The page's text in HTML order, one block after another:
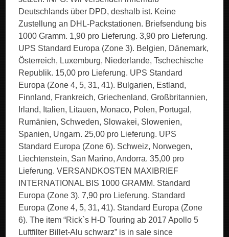
Deutschlands über DPD, deshalb ist. Keine
Zustellung an DHL-Packstationen. Briefsendung bis
1000 Gramm. 1,90 pro Lieferung. 3,90 pro Lieferung.
UPS Standard Europa (Zone 3). Belgien, Dänemark,
Österreich, Luxemburg, Niederlande, Tschechische
Republik. 15,00 pro Lieferung. UPS Standard
Europa (Zone 4, 5, 31, 41). Bulgarien, Estland,
Finnland, Frankreich, Griechenland, Großbritannien,
Irland, Italien, Litauen, Monaco, Polen, Portugal,
Rumänien, Schweden, Slowakei, Slowenien,
Spanien, Ungarn. 25,00 pro Lieferung. UPS
Standard Europa (Zone 6). Schweiz, Norwegen,
Liechtenstein, San Marino, Andorra. 35,00 pro
Lieferung. VERSANDKOSTEN MAXIBRIEF
INTERNATIONAL BIS 1000 GRAMM. Standard
Europa (Zone 3). 7,90 pro Lieferung. Standard
Europa (Zone 4, 5, 31, 41). Standard Europa (Zone
6). The item “Rick`s H-D Touring ab 2017 Apollo 5
Luftfilter Billet-Alu schwarz” is in sale since